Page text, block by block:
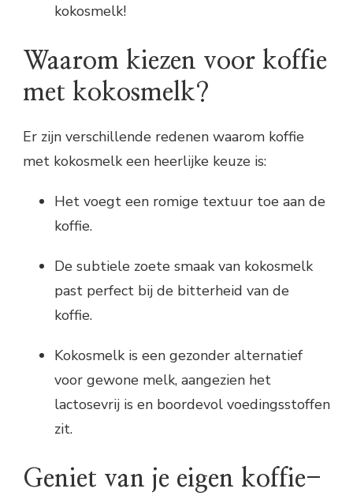
kokosmelk!
Waarom kiezen voor koffie
met kokosmelk?
Er zijn verschillende redenen waarom koffie
met kokosmelk een heerlijke keuze is:
Het voegt een romige textuur toe aan de
koffie.
De subtiele zoete smaak van kokosmelk
past perfect bij de bitterheid van de
koffie.
Kokosmelk is een gezonder alternatief
voor gewone melk, aangezien het
lactosevrij is en boordevol voedingsstoffen
zit.
Geniet van je eigen koffie-